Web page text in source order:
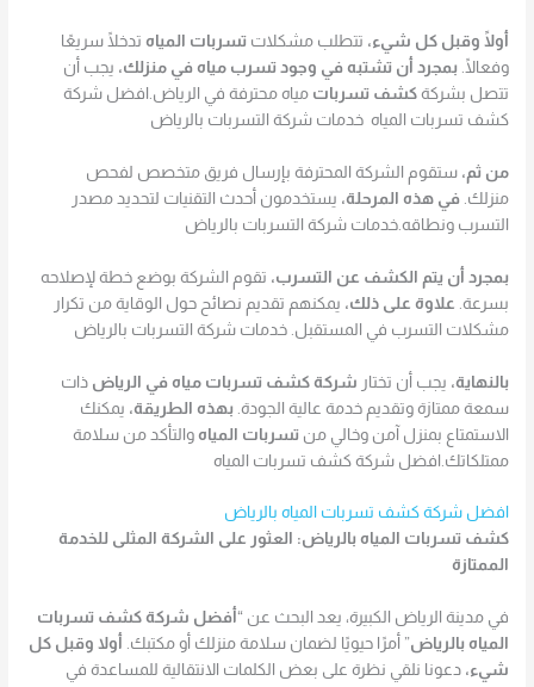
أولًا وقبل كل شيء، تتطلب مشكلاتتسربات المياه تدخلًا سريعًا
وفعالًا. بمجرد أن تشتبه في وجود تسرب مياه في منزلك، يجب أن
تتصل بشركةكشف تسربات مياه محترفة في الرياض.افضل شركة
كشف تسربات المياه خدمات شركة التسربات بالرياض
من ثم، ستقوم الشركة المحترفة بإرسال فريق متخصص لفحص
منزلك.في هذه المرحلة، يستخدمون أحدث التقنيات لتحديد مصدر
التسرب ونطاقه.خدمات شركة التسربات بالرياض
بمجرد أن يتم الكشف عن التسرب، تقوم الشركة بوضع خطة لإصلاحه
بسرعة. علاوة على ذلك، يمكنهم تقديم نصائح حول الوقاية من تكرار
مشكلات التسرب في المستقبل. خدمات شركة التسربات بالرياض
بالنهاية، يجب أن تختار شركة كشف تسربات مياه في الرياض ذات
سمعة ممتازة وتقديم خدمة عالية الجودة. بهذه الطريقة، يمكنك
الاستمتاع بمنزل آمن وخالي من تسربات المياه والتأكد من سلامة
ممتلكاتك.افضل شركة كشف تسربات المياه
افضل شركة كشف تسربات المياه بالرياض
كشف تسربات المياه بالرياض: العثور على الشركة المثلى للخدمة
الممتازة
في مدينة الرياض الكبيرة، يعد البحث عن “أفضل شركة كشف تسربات
المياه بالرياض” أمرًا حيويًا لضمان سلامة منزلك أو مكتبك. أولا وقبل كل
شيء، دعونا نلقي نظرة على بعض الكلمات الانتقالية للمساعدة في